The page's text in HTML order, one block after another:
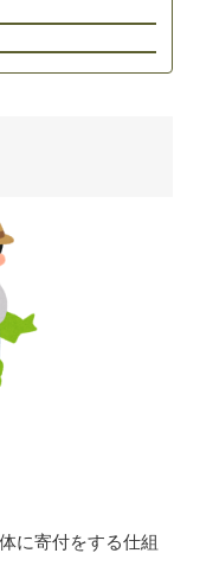
に寄付をする仕組